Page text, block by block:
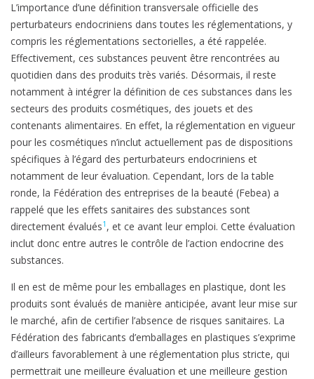
L’importance d’une définition transversale officielle des
perturbateurs endocriniens dans toutes les réglementations, y
compris les réglementations sectorielles, a été rappelée.
Effectivement, ces substances peuvent être rencontrées au
quotidien dans des produits très variés. Désormais, il reste
notamment à intégrer la définition de ces substances dans les
secteurs des produits cosmétiques, des jouets et des
contenants alimentaires. En effet, la réglementation en vigueur
pour les cosmétiques n’inclut actuellement pas de dispositions
spécifiques à l’égard des perturbateurs endocriniens et
notamment de leur évaluation. Cependant, lors de la table
ronde, la Fédération des entreprises de la beauté (Febea) a
rappelé que les effets sanitaires des substances sont
directement évalués1 , et ce avant leur emploi. Cette évaluation
inclut donc entre autres le contrôle de l’action endocrine des
substances.
Il en est de même pour les emballages en plastique, dont les
produits sont évalués de manière anticipée, avant leur mise sur
le marché, afin de certifier l’absence de risques sanitaires. La
Fédération des fabricants d’emballages en plastiques s’exprime
d’ailleurs favorablement à une réglementation plus stricte, qui
permettrait une meilleure évaluation et une meilleure gestion